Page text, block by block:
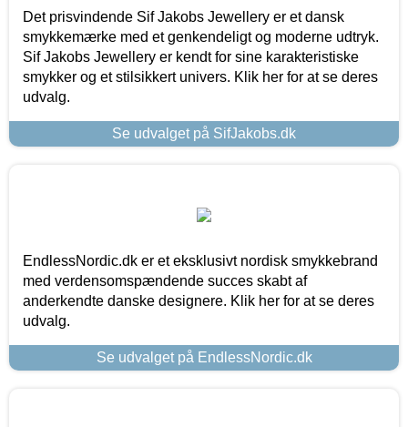
Det prisvindende Sif Jakobs Jewellery er et dansk
smykkemærke med et genkendeligt og moderne udtryk.
Sif Jakobs Jewellery er kendt for sine karakteristiske
smykker og et stilsikkert univers. Klik her for at se deres
udvalg.
Se udvalget på SifJakobs.dk
EndlessNordic.dk er et eksklusivt nordisk smykkebrand
med verdensomspændende succes skabt af
anderkendte danske designere. Klik her for at se deres
udvalg.
Se udvalget på EndlessNordic.dk